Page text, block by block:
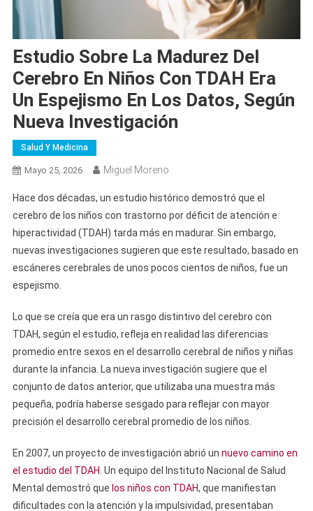
Estudio Sobre La Madurez Del
Cerebro En Niños Con TDAH Era
Un Espejismo En Los Datos, Según
Nueva Investigación
Salud Y Medicina
Mayo 25, 2026 Miguel Moreno
Hace dos décadas, un estudio histórico demostró que el
cerebro de los niños con trastorno por déficit de atención e
hiperactividad (TDAH) tarda más en madurar. Sin embargo,
nuevas investigaciones sugieren que este resultado, basado en
escáneres cerebrales de unos pocos cientos de niños, fue un
espejismo.
Lo que se creía que era un rasgo distintivo del cerebro con
TDAH, según el estudio, refleja en realidad las diferencias
promedio entre sexos en el desarrollo cerebral de niños y niñas
durante la infancia. La nueva investigación sugiere que el
conjunto de datos anterior, que utilizaba una muestra más
pequeña, podría haberse sesgado para reflejar con mayor
precisión el desarrollo cerebral promedio de los niños.
En 2007, un proyecto de investigación abrió un nuevo camino en
el estudio del TDAH . Un equipo del Instituto Nacional de Salud
Mental demostró que los niños con TDAH, que manifiestan
dificultades con la atención y la impulsividad, presentaban